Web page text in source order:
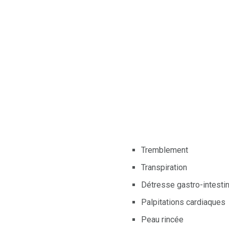
Tremblement
Transpiration
Détresse gastro-
Palpitations cardiaques
Peau rincée